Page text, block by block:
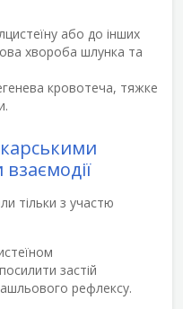
або до інших
хвороба шлунка та
кровотеча, тяжке
тільки з участю
застій
рефлексу.